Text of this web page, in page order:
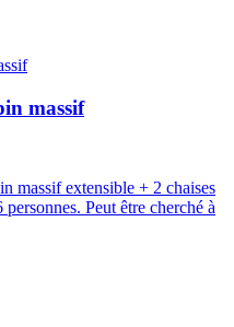
massif
massif extensible + 2 chaises
Peut être cherché à